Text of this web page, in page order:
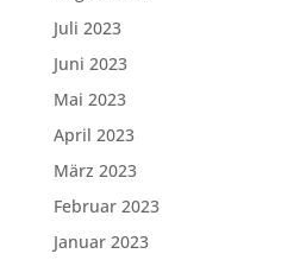
Juli 2023
Juni 2023
Mai 2023
April 2023
März 2023
Februar 2023
Januar 2023